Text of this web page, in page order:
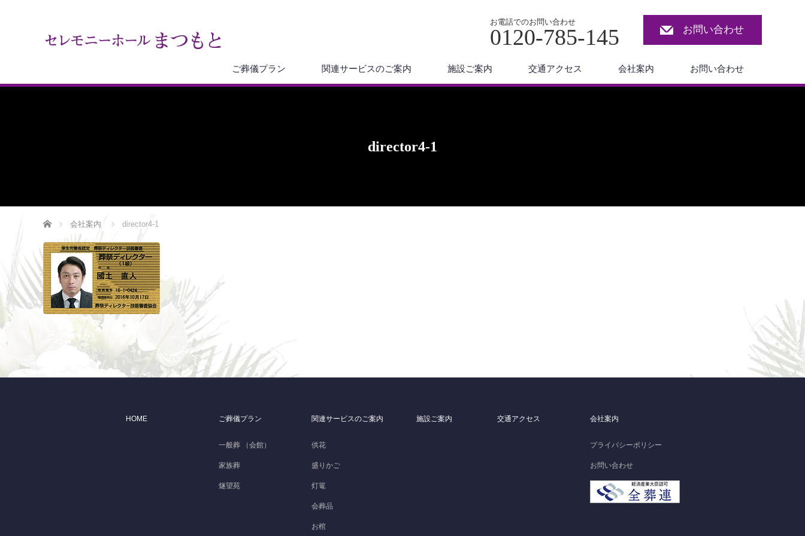
お電話でのお問い合わせ
0120-785-145 お問い合わせ
ご葬儀プラン 関連サービスのご案内 施設ご案内 交通アクセス 会社案内 お問い合わせ
director4-1
ホーム 会社案内 director4-1
HOME ご葬儀プラン
一般葬 （会館）
家族葬
燧望苑
関連サービスのご案内
供花
盛りかご
灯篭
会葬品
お棺
施設ご案内 交通アクセス 会社案内
プライバシーポリシー
お問い合わせ